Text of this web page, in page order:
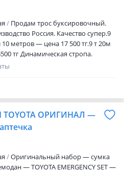
Продам трос буксировочный.
Россия. Качество супер.9
10 метров — цена 17 500 тг.9 т 20м
тг Динамическая стропа.
Россия. Разрывная
срок ее службы. Не
времени после рывка для
к исходному размеру,
ОРИГИНАЛ —
Оригинальный набор — сумка
— TOYOTA EMERGENCY SET —